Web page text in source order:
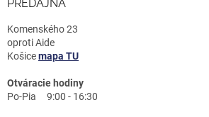
PREDAJŇA
Komenského 23
oproti Aide
Košicemapa TU
Otváracie hodiny
Po-Pia 9:00 - 16:30